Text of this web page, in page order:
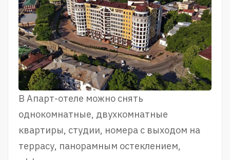
В Апарт-отеле можно снять
однокомнатные, двухкомнатные
квартиры, студии, номера с выходом на
террасу, панорамным остеклением,